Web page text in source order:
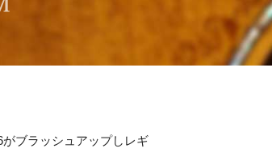
ブラッシュアップしレギ